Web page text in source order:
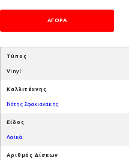
Τύπος
Vinyl
Καλλιτέχνης
Νότης Σφακιανάκης
Είδος
Λαϊκά
Αριθμός Δίσκων